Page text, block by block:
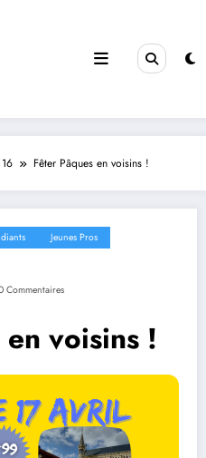
16 Fêter Pâques en voisins !
Jeunes Pros
Commentaires
en voisins !